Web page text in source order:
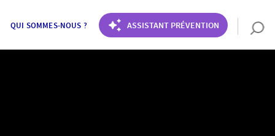
QUI SOMMES-NOUS ? ASSISTANT PRÉVENTION